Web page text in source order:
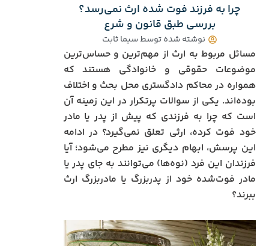
چرا به فرزند فوت‌ شده ارث نمی‌رسد؟
بررسی طبق قانون و شرع
نوشته شده توسطسیما ثابت
مسائل مربوط به ارث از مهم‌ترین و حساس‌ترین
موضوعات حقوقی و خانوادگی هستند که
همواره در محاکم دادگستری محل بحث و اختلاف
بوده‌اند. یکی از سوالات پرتکرار در این زمینه آن
است که چرا به فرزندی که پیش از پدر یا مادر
خود فوت کرده، ارثی تعلق نمی‌گیرد؟ در ادامه
این پرسش، ابهام دیگری نیز مطرح می‌شود؛ آیا
فرزندان این فرد (نوه‌ها) می‌توانند به جای پدر یا
مادر فوت‌شده خود از پدربزرگ یا مادربزرگ ارث
ببرند؟